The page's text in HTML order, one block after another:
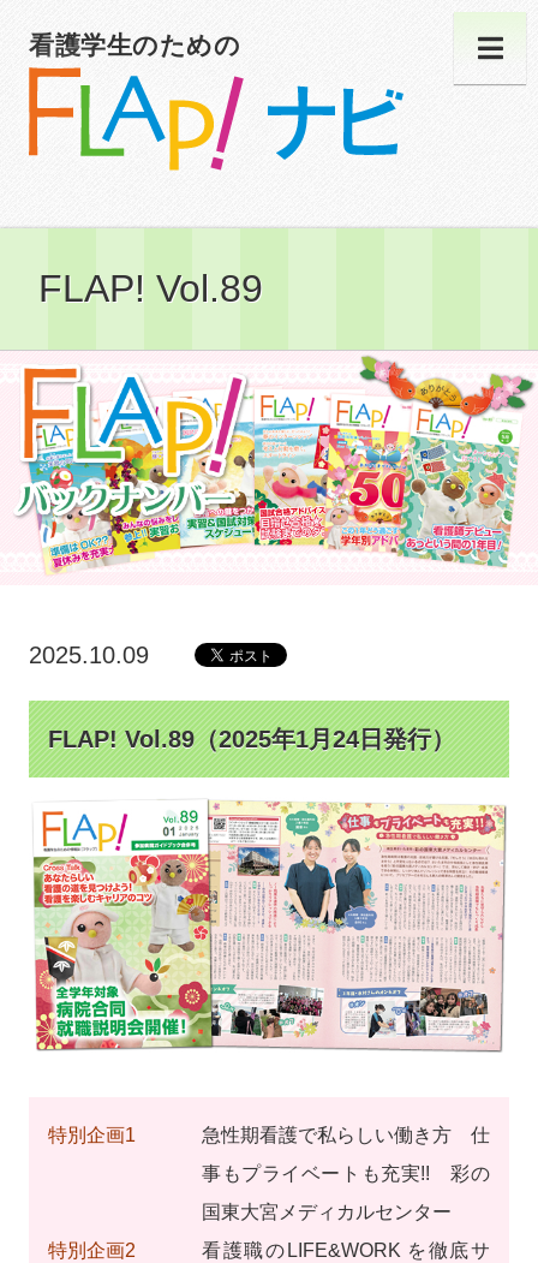
看護学生のための
FLAP! Vol.89
2025.10.09
FLAP! Vol.89（2025年1月24日発行）
特別企画1
急性期看護で私らしい働き方 仕
事もプライベートも充実!! 彩の
国東大宮メディカルセンター
特別企画2
看護職のLIFE&WORK を徹底サ